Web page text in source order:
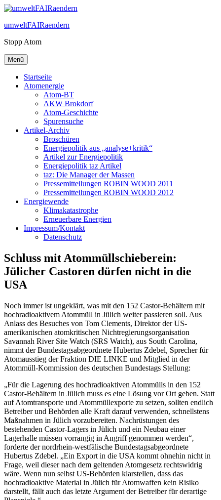
Zum
springen
umweltFAIRaendern
Stopp Atom
Menü
Startseite
Atomenergie
Atom-BT
AKW Brokdorf
Atom-Geschichte
Spurensuche
Artikel-Archiv
Broschüren
Energiepolitik aus „analyse+kritik“
Artikel zur Energiepolitik
Energiepolitik taz Artikel
taz: Die Manager der Massen
Pressemitteilungen ROBIN WOOD 2011
Pressemitteilungen ROBIN WOOD 2012
Energiewende
Klimakatastrophe
Erneuerbare Energien
Impressum/Kontakt
Datenschutz
Schluss mit Atommüllschieberein:
Jülicher Castoren dürfen nicht in die
USA
Noch immer ist ungeklärt, was mit den 152 Castor-Behältern mit
hochradioaktivem Atommüll in Jülich weiter passieren soll. Aus
Anlass des Besuches von Tom Clements, Direktor der US-
amerikanischen atomkritischen Nichtregierungsorganisation
Savannah River Site Watch (SRS Watch), aus South Carolina,
nimmt der Bundestagsabgeordnete Hubertus Zdebel, Sprecher für
Atomausstieg der Fraktion DIE LINKE und Mitglied in der
Atommüll-Kommission des deutschen Bundestags Stellung:
„Für die Lagerung des hochradioaktiven Atommülls in den 152
Castor-Behältern in Jülich muss es eine Lösung vor Ort geben. Statt
auf Atomtransporte und Atommüllexporte zu setzen, sollten endlich
Betreiber und Behörden alle Kraft darauf verwenden, schnellstens
Maßnahmen in Jülich vorzubereiten. Nachrüstungen des
bestehenden Castor-Lagers in Jülich und ein Neubau einer
Lagerhalle müssen vorrangig in Angriff genommen werden“,
forderte der nordrhein-westfälische Bundestagsabgeordnete
Hubertus Zdebel. „Ein Export in die USA kommt ohnehin nicht in
Frage, weil dieser nach dem geltenden Atomgesetz rechtswidrig
wäre. Wenn nun selbst US-Behörden klarstellen, dass das
hochradioaktive Material in Jülich für Atomwaffen kein Risiko
darstellt, fällt auch das letzte Argument der Betreiber für derartige